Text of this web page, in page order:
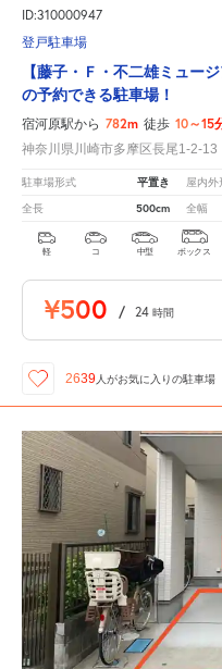
ID:310000947
登戸駐車場
【藤子・Ｆ・不二雄ミュー
の予約できる駐車場！
宿河原駅から 782m 徒歩 10～15
神奈川県川崎市多摩区長尾1-2-13
駐車場形式 平置き 屋内外
全長 500cm 全幅
軽 コ 中型 ボックス
¥500 / 24 時間
2639 人がお気に入りの駐車場